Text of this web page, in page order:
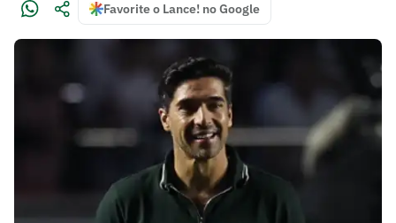
Favorite o Lance! no Google